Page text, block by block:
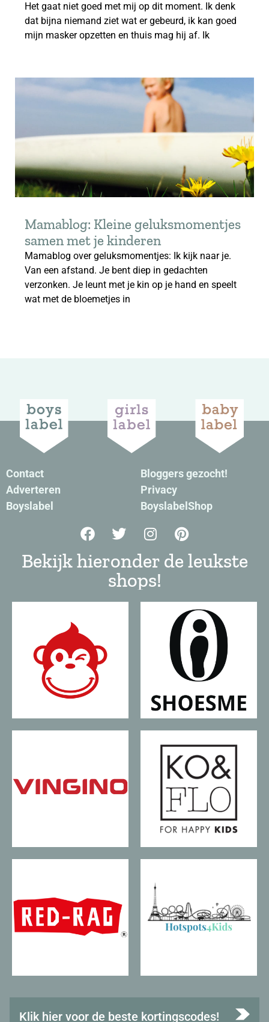
Het gaat niet goed met mij op dit moment. Ik denk
dat bijna niemand ziet wat er gebeurd, ik kan goed
mijn masker opzetten en thuis mag hij af. Ik
Mamablog: Kleine geluksmomentjes
samen met je kinderen
Mamablog over geluksmomentjes: Ik kijk naar je.
Van een afstand. Je bent diep in gedachten
verzonken. Je leunt met je kin op je hand en speelt
wat met de bloemetjes in
Contact
Adverteren
Boyslabel
Bloggers gezocht!
Privacy
BoyslabelShop
Bekijk hieronder de leukste
shops!
Klik hier voor de beste kortingscodes!